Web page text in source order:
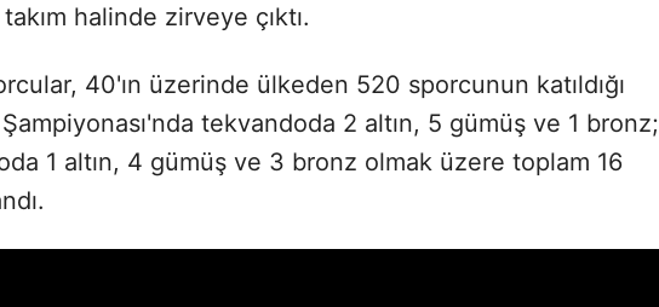
halinde zirveye çıktı.
40'ın üzerinde ülkeden 520 sporcunun katıldığı
tekvandoda 2 altın, 5 gümüş ve 1 bronz;
1 altın, 4 gümüş ve 3 bronz olmak üzere toplam 16